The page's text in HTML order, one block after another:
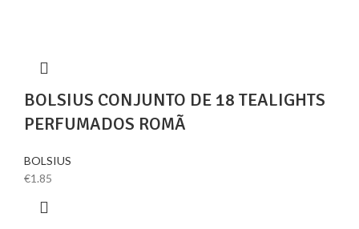
BOLSIUS CONJUNTO DE 18 TEALIGHTS
PERFUMADOS ROMÃ
BOLSIUS
€1.85